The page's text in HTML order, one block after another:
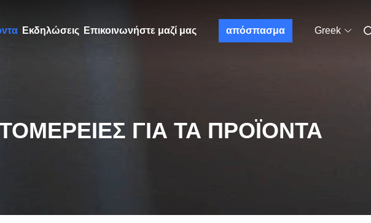
Εκδηλώσεις Επικοινωνήστε μαζί μας απόσπασμα Greek
ΓΙΑ ΤΑ ΠΡΟΪΌΝΤΑ